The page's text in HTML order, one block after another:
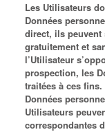
Les Utilisateurs
Données
direct, ils peuvent
gratuitement et
l’Utilisateur
prospection, les
traitées à ces
Données
Utilisateurs
correspondantes